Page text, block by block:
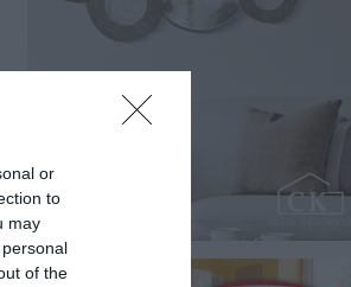
or
to
may
of the
07/08/2026 18:01